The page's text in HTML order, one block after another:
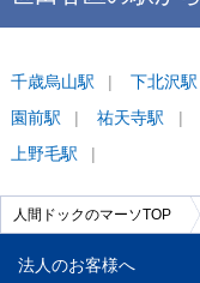
千歳烏山駅 下北沢駅
園前駅 祐天寺駅
上野毛駅
人間ドックのマーソTOP
法人のお客様へ